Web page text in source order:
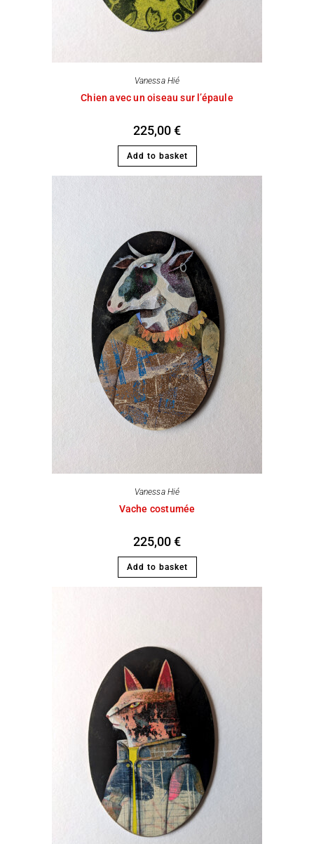
Vanessa Hié
Chien avec un oiseau sur l’épaule
225,00€
Add to basket
Vanessa Hié
Vache costumée
225,00€
Add to basket